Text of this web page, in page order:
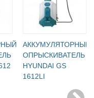
АККУМУЛЯТОРНЫЙ
ОПРЫСКИВАТЕЛЬ
HYUNDAI GS
1612LI